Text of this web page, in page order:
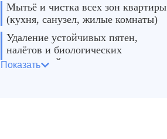
Мытьё и чистка всех зон квартиры
(кухня, санузел, жилые комнаты)
Удаление устойчивых пятен,
налётов и биологических
загрязнений
Показать